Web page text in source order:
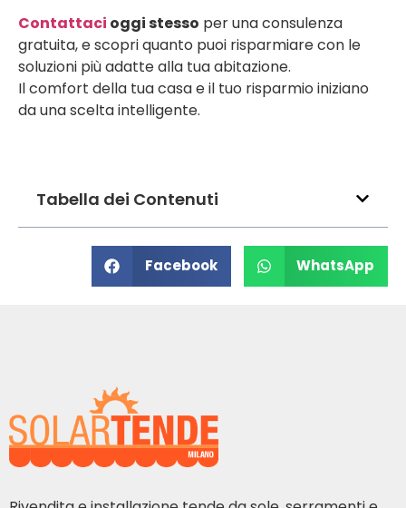
Contattaci oggi stesso per una consulenza
gratuita, e scopri quanto puoi risparmiare con le
soluzioni più adatte alla tua abitazione.
Il comfort della tua casa e il tuo risparmio iniziano
da una scelta intelligente.
Tabella dei Contenuti
Facebook WhatsApp